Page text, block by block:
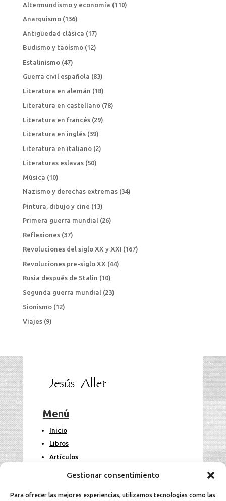
Gestionar consentimiento
Para ofrecer las mejores experiencias, utilizamos tecnologías como las
Altermundismo y economía (110)
Anarquismo(136)
Antigüedad clásica (17)
Budismo y taoísmo(12)
Estalinismo(47)
Guerra civil española (83)
Literatura en alemán (18)
Literatura en castellano(78)
Literatura en francés(29)
Literatura en inglés(39)
Literatura en italiano(2)
Literaturas eslavas(50)
Música (10)
Nazismo y derechas extremas(34)
Pintura, dibujo y cine (13)
Primera guerra mundial(26)
Reflexiones(37)
Revoluciones del siglo XX y XXI (167)
Revoluciones pre-siglo XX (44)
Rusia después de Stalin (10)
Segunda guerra mundial (23)
Sionismo(12)
Viajes(9)
Menú
Inicio
Libros
Artículos